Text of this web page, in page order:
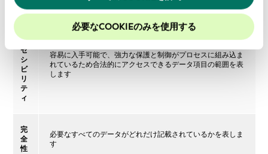
当社のウェブサイトでのエクスペリエンスを向上させる
ために、Cookieを有効にしておくことをお勧めします。
必要なCOOKIEのみを使用する
ク
セ
シ
ビ
リ
テ
ィ
容易に入手可能で、強力な保護と制御がプロセスに組み込ま
れているため合法的にアクセスできるデータ項目の範囲を表
します
完
全
性
必要なすべてのデータがどれだけ記載されているかを表しま
す